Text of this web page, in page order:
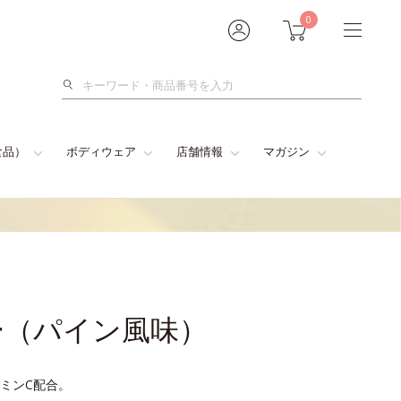
0
検
） ボディウェア 店舗情報 マガジン
パイン風味）
ンC配合。